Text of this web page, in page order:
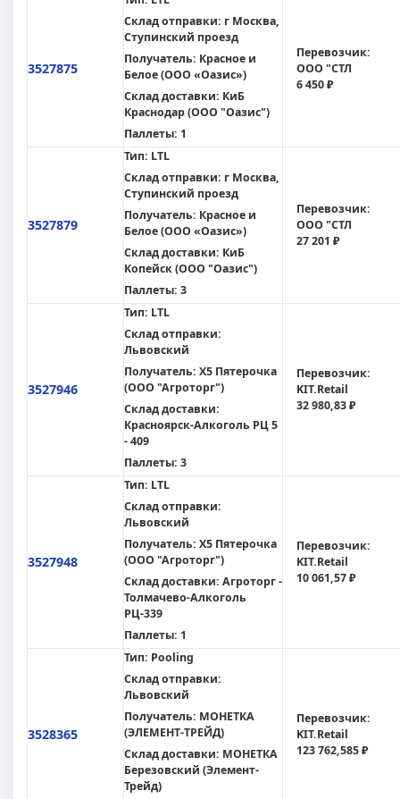
3527875
Склад отправки: г Москва,
Ступинский проезд
Получатель: Красное и
Белое (ООО «Оазис»)
Склад доставки: КиБ
Краснодар (ООО "Оазис")
Паллеты: 1
Перевозчик:
ООО "СТЛ
6 450 ₽
3527879
Тип: LTL
Склад отправки: г Москва,
Ступинский проезд
Получатель: Красное и
Белое (ООО «Оазис»)
Склад доставки: КиБ
Копейск (ООО "Оазис")
Паллеты: 3
Перевозчик:
ООО "СТЛ
27 201 ₽
3527946
Тип: LTL
Склад отправки:
Львовский
Получатель: X5 Пятерочка
(ООО "Агроторг")
Склад доставки:
Красноярск-Алкоголь РЦ 5
- 409
Паллеты: 3
Перевозчик:
KIT.Retail
32 980,83 ₽
3527948
Тип: LTL
Склад отправки:
Львовский
Получатель: X5 Пятерочка
(ООО "Агроторг")
Склад доставки: Агроторг -
Толмачево-Алкоголь
РЦ-339
Паллеты: 1
Перевозчик:
KIT.Retail
10 061,57 ₽
3528365
Тип: Pooling
Склад отправки:
Львовский
Получатель: МОНЕТКА
(ЭЛЕМЕНТ-ТРЕЙД)
Склад доставки: МОНЕТКА
Березовский (Элемент-
Трейд)
Перевозчик:
KIT.Retail
123 762,585 ₽